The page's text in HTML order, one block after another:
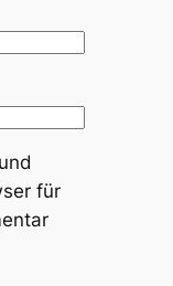
für